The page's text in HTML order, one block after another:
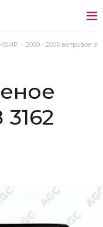
2000 - 2005 ветровое